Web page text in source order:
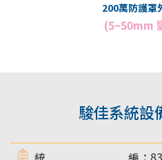
200萬防護罩
(5~50mm
駿佳系統設